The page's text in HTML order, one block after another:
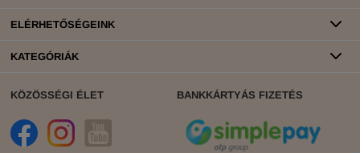
ELÉRHETŐSÉGEINK
KATEGÓRIÁK
KÖZÖSSÉGI ÉLET BANKKÁRTYÁS FIZETÉS